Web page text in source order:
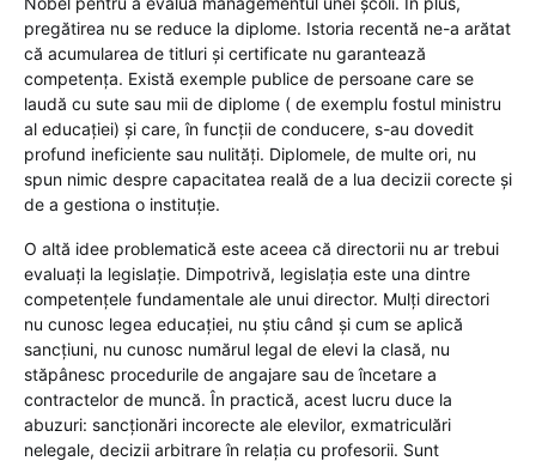
pregătirea nu se reduce la diplome. Istoria recentă ne-a arătat
că acumularea de titluri și certificate nu garantează
competența. Există exemple publice de persoane care se
laudă cu sute sau mii de diplome ( de exemplu fostul ministru
al educației) și care, în funcții de conducere, s-au dovedit
profund ineficiente sau nulități. Diplomele, de multe ori, nu
spun nimic despre capacitatea reală de a lua decizii corecte și
de a gestiona o instituție.
O altă idee problematică este aceea că directorii nu ar trebui
evaluați la legislație. Dimpotrivă, legislația este una dintre
competențele fundamentale ale unui director. Mulți directori
nu cunosc legea educației, nu știu când și cum se aplică
sancțiuni, nu cunosc numărul legal de elevi la clasă, nu
stăpânesc procedurile de angajare sau de încetare a
contractelor de muncă. În practică, acest lucru duce la
abuzuri: sancționări incorecte ale elevilor, exmatriculări
nelegale, decizii arbitrare în relația cu profesorii. Sunt